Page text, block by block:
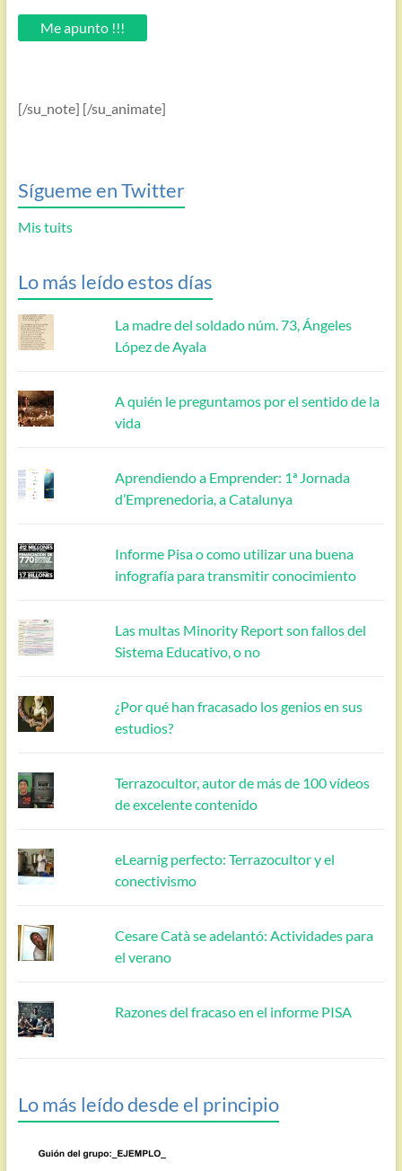
email.Me apunto !!!
[/su_note] [/su_animate]
Sígueme en Twitter
Mis tuits
Lo más leído estos días
La madre del soldado núm. 73, Ángeles
López de Ayala
A quién le preguntamos por el sentido de la
vida
Aprendiendo a Emprender: 1ª Jornada
d’Emprenedoria, a Catalunya
Informe Pisa o como utilizar una buena
infografía para transmitir conocimiento
Las multas Minority Report son fallos del
Sistema Educativo, o no
¿Por qué han fracasado los genios en sus
estudios?
Terrazocultor, autor de más de 100 vídeos
de excelente contenido
eLearnig perfecto: Terrazocultor y el
conectivismo
Cesare Catà se adelantó: Actividades para
el verano
Razones del fracaso en el informe PISA
Lo más leído desde el principio